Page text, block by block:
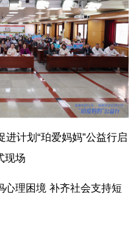
计划“珀爱妈妈”公益行启
现场
心理困境 补齐社会支持短